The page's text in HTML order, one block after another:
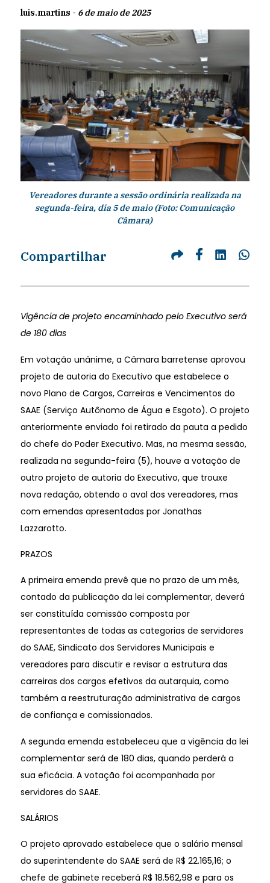
luis.martins - 6 de maio de 2025
Vereadores durante a sessão ordinária realizada na
segunda-feira, dia 5 de maio (Foto: Comunicação
Câmara)
Compartilhar
Vigência de projeto encaminhado pelo Executivo será
de 180 dias
Em votação unânime, a Câmara barretense aprovou
projeto de autoria do Executivo que estabelece o
novo Plano de Cargos, Carreiras e Vencimentos do
SAAE (Serviço Autônomo de Água e Esgoto). O projeto
anteriormente enviado foi retirado da pauta a pedido
do chefe do Poder Executivo. Mas, na mesma sessão,
realizada na segunda-feira (5), houve a votação de
outro projeto de autoria do Executivo, que trouxe
nova redação, obtendo o aval dos vereadores, mas
com emendas apresentadas por Jonathas
Lazzarotto.
PRAZOS
A primeira emenda prevê que no prazo de um mês,
contado da publicação da lei complementar, deverá
ser constituída comissão composta por
representantes de todas as categorias de servidores
do SAAE, Sindicato dos Servidores Municipais e
vereadores para discutir e revisar a estrutura das
carreiras dos cargos efetivos da autarquia, como
também a reestruturação administrativa de cargos
de confiança e comissionados.
A segunda emenda estabeleceu que a vigência da lei
complementar será de 180 dias, quando perderá a
sua eficácia. A votação foi acompanhada por
servidores do SAAE.
SALÁRIOS
O projeto aprovado estabelece que o salário mensal
do superintendente do SAAE será de R$ 22.165,16; o
chefe de gabinete receberá R$ 18.562,98 e para os